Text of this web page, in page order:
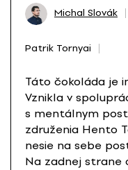
Michal Slovák
Patrik Tornyai
Táto čokoláda je
Vznikla v
s mentálnym
združenia Hento
nesie na sebe
Na zadnej strane